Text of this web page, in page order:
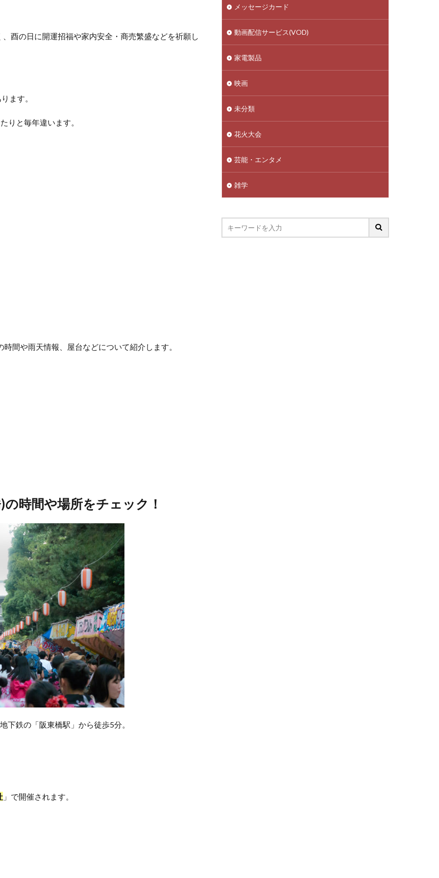
酉の日に開運招福や家内安全・商売繁盛などを祈願し
ます。
りと毎年違います。
時間や雨天情報、屋台などについて紹介します。
時間や場所をチェック！
下鉄の「阪東橋駅」から徒歩5分。
」で開催されます。
メッセージカード
動画配信サービス(VOD)
家電製品
映画
未分類
花火大会
芸能・エンタメ
雑学